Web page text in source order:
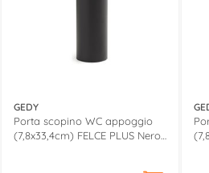
GEDY
Porta scopino WC appoggio
(7,8x33,4cm) FELCE PLUS Nero